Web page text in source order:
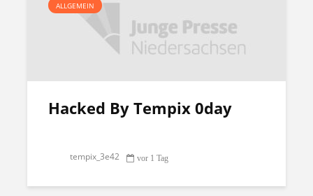
ALLGEMEIN
Hacked By Tempix 0day
tempix_3e42 vor 1 Tag